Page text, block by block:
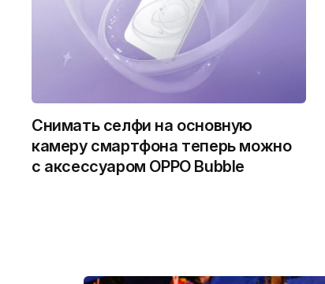
Снимать селфи на основную
камеру смартфона теперь можно
с аксессуаром OPPO Bubble